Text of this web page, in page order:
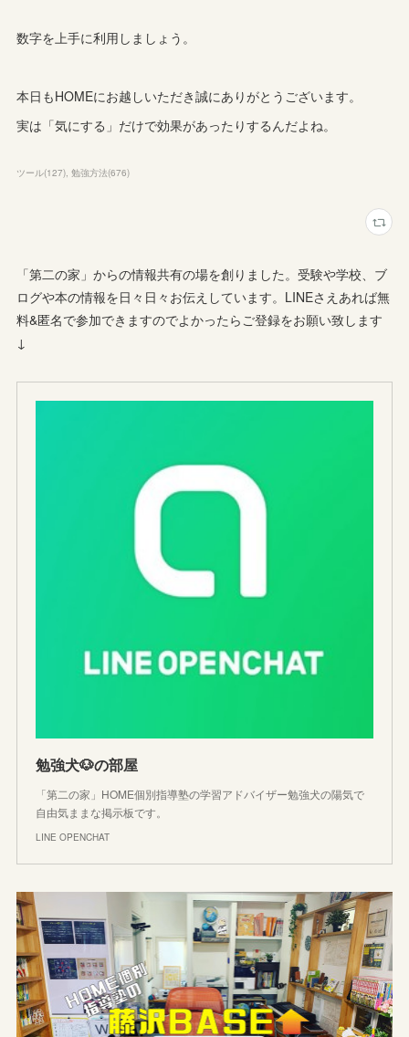
数字を上手に利用しましょう。
本日もHOMEにお越しいただき誠にありがとうございます。
実は「気にする」だけで効果があったりするんだよね。
ツール(127) 勉強方法(676)
「第二の家」からの情報共有の場を創りました。受験や学校、ブ
ログや本の情報を日々日々お伝えしています。LINEさえあれば無
料&匿名で参加できますのでよかったらご登録をお願い致します
↓
勉強犬🐶の部屋
「第二の家」HOME個別指導塾の学習アドバイザー勉強犬の陽気で
自由気ままな掲示板です。
LINE OPENCHAT